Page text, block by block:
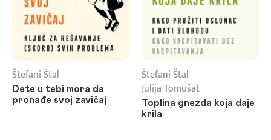
Štefani Štal
Dete u tebi mora da
pronađe svoj zavičaj
Štefani Štal
Julija Tomušat
Toplina gnezda koja daje
krila